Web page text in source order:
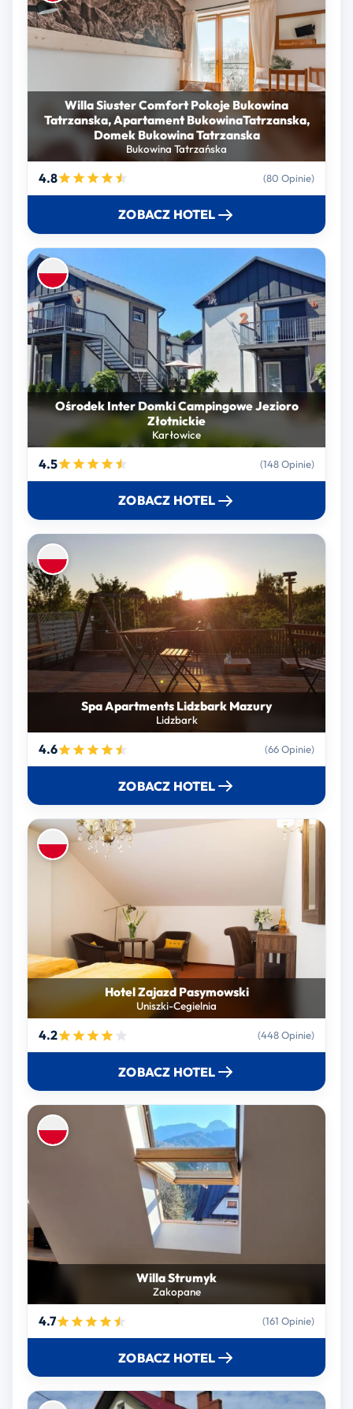
Willa Siuster Comfort Pokoje Bukowina
Tatrzanska, Apartament BukowinaTatrzanska,
Domek Bukowina Tatrzanska
Bukowina Tatrzańska
4.8 (80 Opinie)
ZOBACZ HOTEL
Ośrodek Inter Domki Campingowe Jezioro
Złotnickie
Karłowice
4.5 (148 Opinie)
ZOBACZ HOTEL
Spa Apartments Lidzbark Mazury
Lidzbark
4.6 (66 Opinie)
ZOBACZ HOTEL
Hotel Zajazd Pasymowski
Uniszki-Cegielnia
4.2 (448 Opinie)
ZOBACZ HOTEL
Willa Strumyk
Zakopane
4.7 (161 Opinie)
ZOBACZ HOTEL